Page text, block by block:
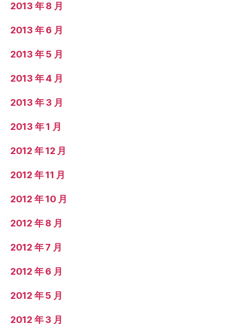
2013 年 8 月
2013 年 6 月
2013 年 5 月
2013 年 4 月
2013 年 3 月
2013 年 1 月
2012 年 12 月
2012 年 11 月
2012 年 10 月
2012 年 8 月
2012 年 7 月
2012 年 6 月
2012 年 5 月
2012 年 3 月